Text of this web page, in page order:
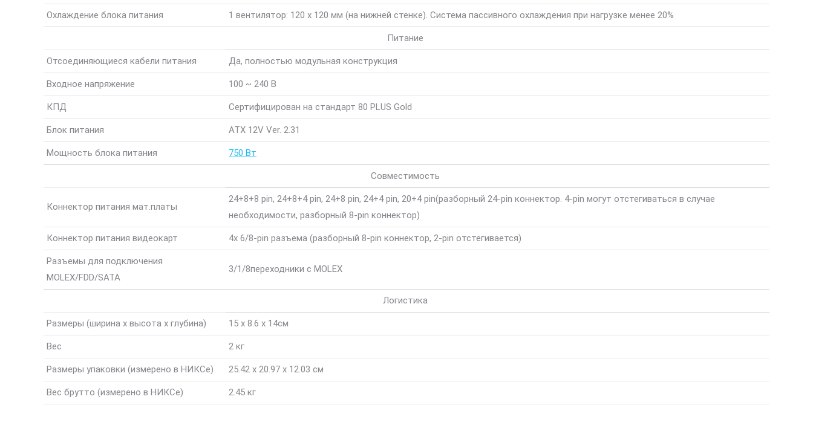
Охлаждение блока питания 1 вентилятор: 120 x 120 мм (на нижней стенке). Система пассивного охлаждения при нагрузке менее 20%
Питание
Отсоединяющиеся кабели питания Да, полностью модульная конструкция
Входное напряжение 100 ~ 240 В
КПД Сертифицирован на стандарт 80 PLUS Gold
Блок питания ATX 12V Ver. 2.31
Мощность блока питания 750 Вт
Совместимость
Коннектор питания мат.платы
24+8+8 pin, 24+8+4 pin, 24+8 pin, 24+4 pin, 20+4 pin(разборный 24-pin коннектор. 4-pin могут отстегиваться в случае
необходимости, разборный 8-pin коннектор)
Коннектор питания видеокарт 4x 6/8-pin разъема (разборный 8-pin коннектор, 2-pin отстегивается)
Разъемы для подключения
MOLEX/FDD/SATA
3/1/8переходники с MOLEX
Логистика
Размеры (ширина x высота x глубина) 15 x 8.6 x 14см
Вес 2 кг
Размеры упаковки (измерено в НИКСе) 25.42 x 20.97 x 12.03 см
Вес брутто (измерено в НИКСе) 2.45 кг